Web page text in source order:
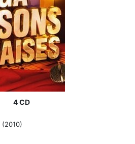
4 CD
(2010)